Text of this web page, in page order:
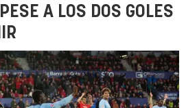
A LOS DOS GOLES